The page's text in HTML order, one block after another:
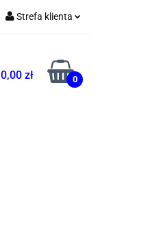
Strefa klienta
Zarejestruj się
0,00 zł 0